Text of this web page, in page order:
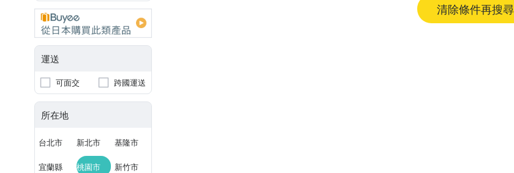
運送
可面交 跨國運送
所在地
台北市 新北市 基隆市
宜蘭縣 桃園市 新竹市
清除條件再搜尋